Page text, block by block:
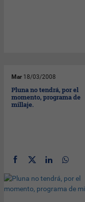
Mar 18/03/2008
Pluna no tendrá, por el
momento, programa de
millaje.